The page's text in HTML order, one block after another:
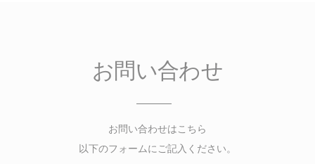
お問い合わせ
お問い合わせはこちら
以下のフォームにご記入ください。